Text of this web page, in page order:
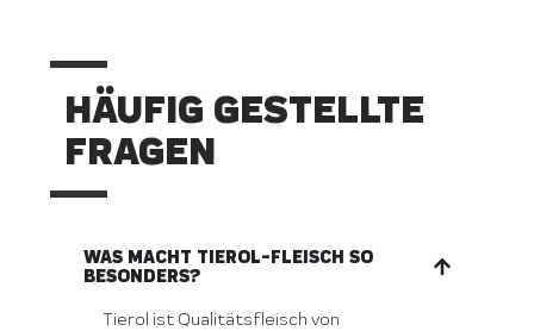
HÄUFIG GESTELLTE
FRAGEN
WAS MACHT TIEROL-FLEISCH SO
BESONDERS?
Tierol ist Qualitätsfleisch von